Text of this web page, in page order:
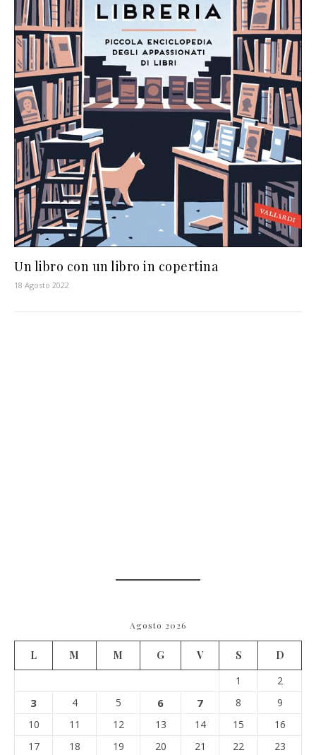
Un libro con un libro in copertina
18 Agosto 2022
Agosto 2026
L M M G V S
D
1
2
3 4 5 6 7 8
9
10
11 12 13 14 15
16
17
18 19 20 21 22
23